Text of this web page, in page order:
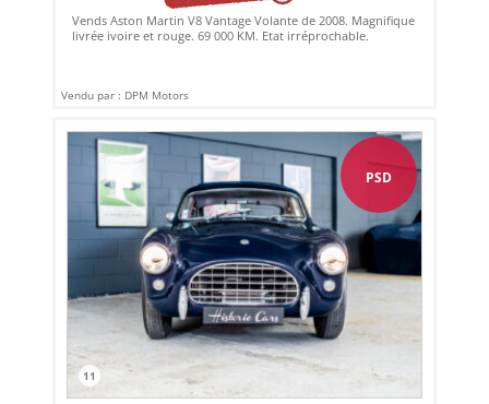
Vends Aston Martin V8 Vantage Volante de 2008. Magnifique
livrée ivoire et rouge. 69 000 KM. Etat irréprochable.
Vendu par : DPM Motors
PSD
11